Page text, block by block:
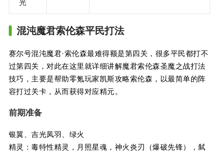
光
混沌魔君索伦森平民打法
赛尔号混沌魔君·索伦森最难得额是第四关，很多平民都打不
过第四关，对此在这里就详细讲解魔君索伦森圣魔之战打法
技巧，主要是帮助零氪玩家凯斯攻略索伦森，以最简单的阵
容打过关卡，从而获得对应精元。
前期准备
银翼、吉光凤羽、绿火
精灵：毒特性精灵，月照星魂，神火炎刃（爆破先锋），弑